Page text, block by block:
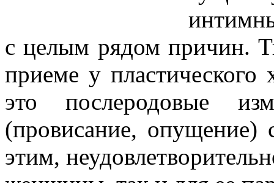
с целым рядом причин.
приеме у
это послеродовые
(провисание, опущение)
этим,